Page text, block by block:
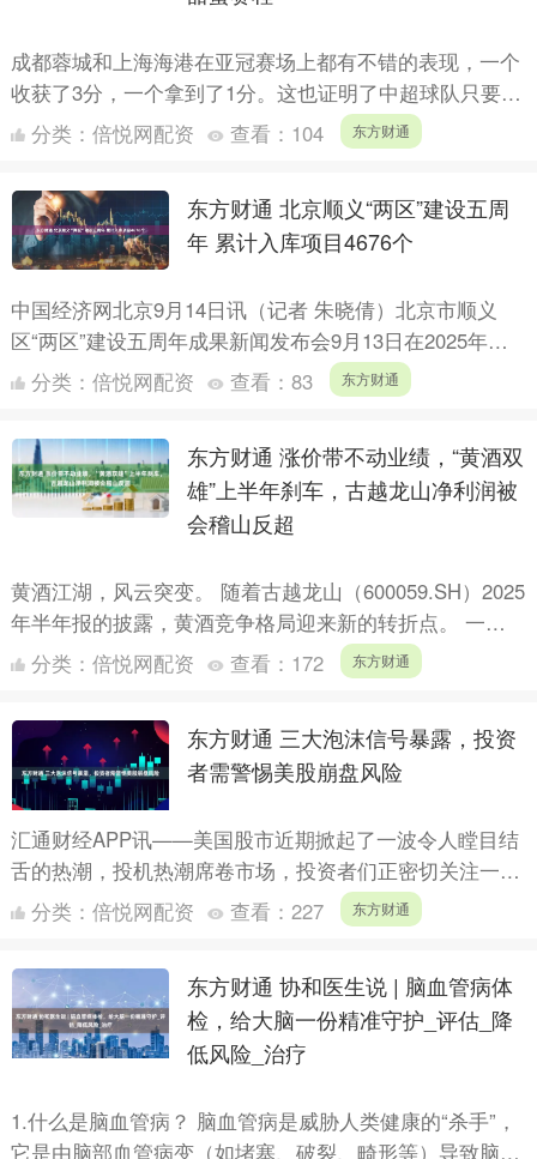
成都蓉城和上海海港在亚冠赛场上都有不错的表现，一个
收获了3分，一个拿到了1分。这也证明了中超球队只要不
进行大规模轮换、全力以赴，依旧能在亚冠和日韩球队竞
分类： 倍悦网配资 查看： 104 东方财通
东方财通 北京顺义“两区”建设五周
年 累计入库项目4676个
中国经济网北京9月14日讯（记者 朱晓倩）北京市顺义
区“两区”建设五周年成果新闻发布会9月13日在2025年服
贸会上举行。记者从发布会上了解到，五年来，顺义区
分类： 倍悦网配资 查看： 83 东方财通
东方财通 涨价带不动业绩，“黄酒双
雄”上半年刹车，古越龙山净利润被
会稽山反超
黄酒江湖，风云突变。 随着古越龙山（600059.SH）2025
年半年报的披露，黄酒竞争格局迎来新的转折点。 一边
是股价翻倍、掌握流量密码的会稽山（601579....
分类： 倍悦网配资 查看： 172 东方财通
东方财通 三大泡沫信号暴露，投资
者需警惕美股崩盘风险
汇通财经APP讯——美国股市近期掀起了一波令人瞠目结
舌的热潮，投机热潮席卷市场，投资者们正密切关注一系
列可能预示泡沫的迹象。从线上房屋翻新公司到传统零售
分类： 倍悦网配资 查看： 227 东方财通
东方财通 协和医生说 | 脑血管病体
检，给大脑一份精准守护_评估_降
低风险_治疗
1.什么是脑血管病？ 脑血管病是威胁人类健康的“杀手”，
它是由脑部血管病变（如堵塞、破裂、畸形等）导致脑组